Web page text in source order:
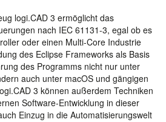
logi.CAD 3 ermöglicht das
nach IEC 61131-3, egal ob es
oder einen Multi-Core Industrie
des Eclipse Frameworks als Basis
des Programms nicht nur unter
auch unter macOS und gängigen
3 können außerdem Techniken
Software-Entwicklung in dieser
Einzug in die Automatisierungswelt